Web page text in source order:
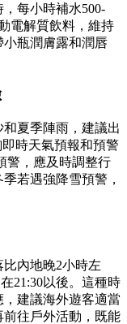
每小時補水500-
電解質飲料，維持
瓶潤膚露和潤唇
夏季陣雨，建議出
時天氣預報和預警
警，應及時調整行
若遇強降雪預警，
內地晚2小時左
21:30以後。這種時
建議海外遊客適當
往戶外活動，既能